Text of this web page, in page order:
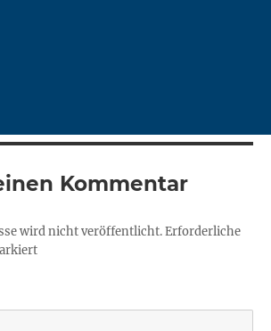
Kommentar
wird nicht veröffentlicht.Erforderliche